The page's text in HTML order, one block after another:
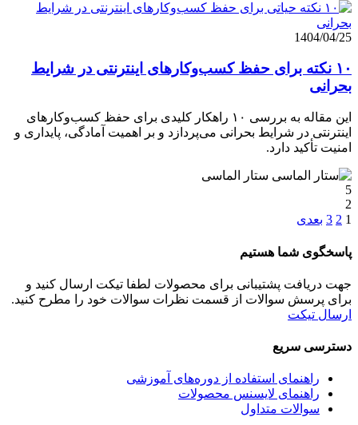
1404/04/25
۱۰ نکته برای حفظ کسب‌وکارهای اینترنتی در شرایط
بحرانی
این مقاله به بررسی ۱۰ راهکار کلیدی برای حفظ کسب‌وکارهای
اینترنتی در شرایط بحرانی می‌پردازد و بر اهمیت آمادگی، پایداری و
امنیت تأکید دارد.
ستار الماسی
5
2
1
2
3 بعدی
پاسخگوی شما هستیم
جهت دریافت پشتیبانی برای محصولات لطفا تیکت ارسال کنید و
برای پرسش سوالات از قسمت نظرات سوالات خود را مطرح کنید.
ارسال تیکت
دسترسی سریع
راهنمای استفاده از دوره‌های آموزشی
راهنمای لایسنس محصولات
سوالات متداول